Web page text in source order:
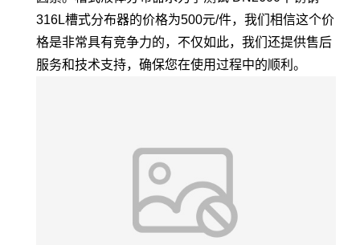
316L槽式分布器的价格为500元/件，我们相信这个价
格是非常具有竞争力的，不仅如此，我们还提供售后
服务和技术支持，确保您在使用过程中的顺利。